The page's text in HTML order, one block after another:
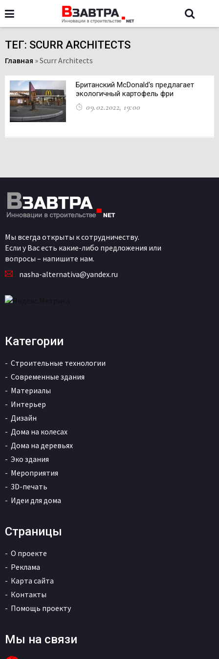
ТЕГ: SCURR ARCHITECTS
Главная »Scurr Architects
Британский McDonald's предлагает
экологичный картофель фри
09.02.2022, 19:00
Мы всегда открыты к сотрудничеству.
Если у Вас есть какие-либо предложения или
вопросы – напишите нам.
nasha-alternativa@yandex.ru
Категории
Строительные технологии
Современные здания
Материалы
Интерьер
Дизайн
Дома на колесах
Дома на деревьях
Эко здания
Мероприятия
3D-печать
Идеи для дома
Страницы
О проекте
Реклама
Карта сайта
Контакты
Помощь проекту
Мы на связи